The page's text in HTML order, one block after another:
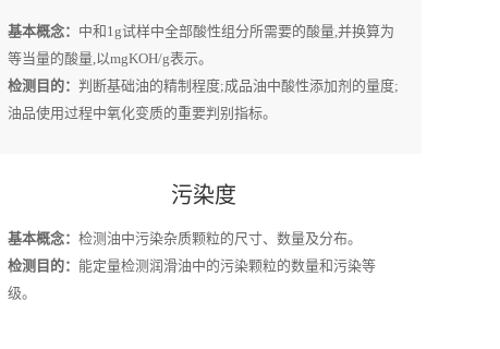
基本概念： 中和1g试样中全部酸性组分所需要的酸量,并换算为
等当量的酸量,以mgKOH/g表示。
检测目的： 判断基础油的精制程度;成品油中酸性添加剂的量度;
油品使用过程中氧化变质的重要判别指标。
污染度
基本概念： 检测油中污染杂质颗粒的尺寸、数量及分布。
检测目的： 能定量检测润滑油中的污染颗粒的数量和污染等
级。